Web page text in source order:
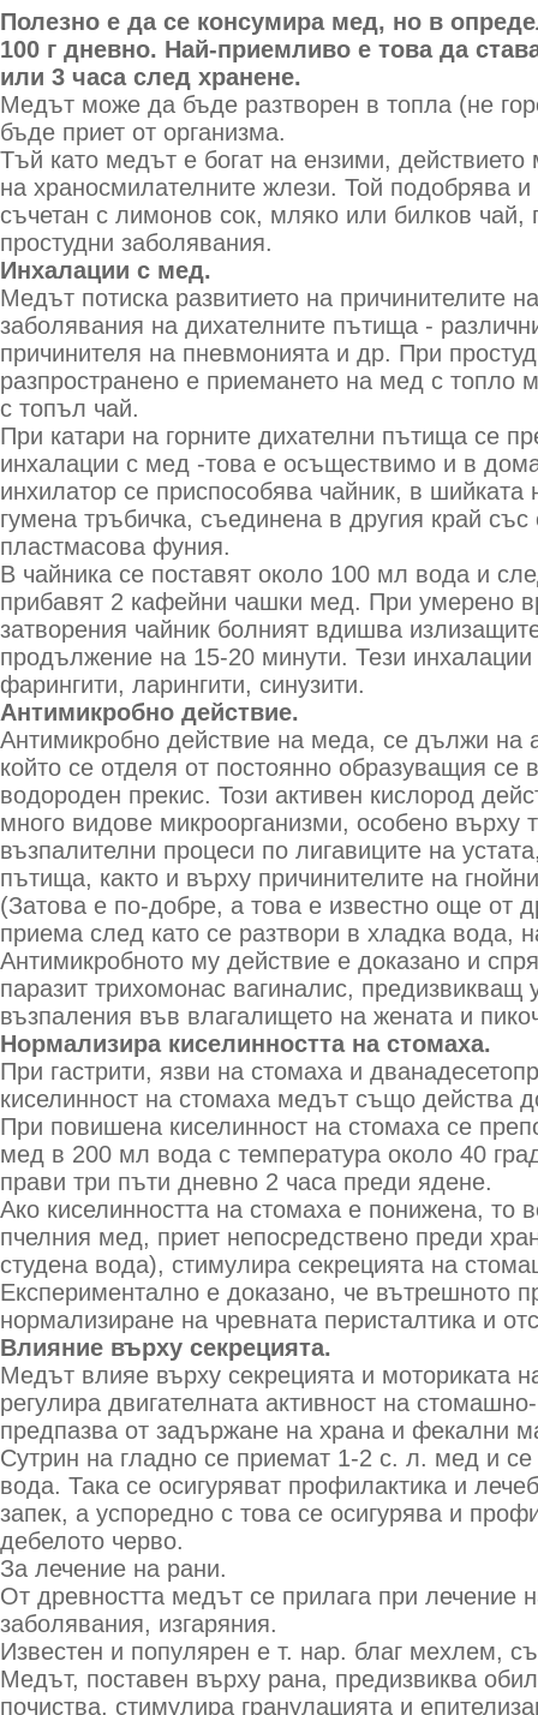
Полезно е да се консумира мед, но в
100 г дневно. Най-приемливо е това да
или 3 часа след хранене.
Медът може да бъде разтворен в топла (не
бъде приет от организма.
Тъй като медът е богат на ензими,
на храносмилателните жлези. Той подобрява
съчетан с лимонов сок, мляко или билков
простудни заболявания.
Инхалации с мед.
Медът потиска развитието на причинителите
заболявания на дихателните пътища -
причинителя на пневмонията и др. При
разпространено е приемането на мед с топло
с топъл чай.
При катари на горните дихателни пътища се
инхалации с мед -това е осъществимо и в
инхилатор се приспособява чайник, в шийката
гумена тръбичка, съединена в другия край
пластмасова фуния.
В чайника се поставят около 100 мл вода и
прибавят 2 кафейни чашки мед. При умерено
затворения чайник болният вдишва
продължение на 15-20 минути. Тези инхалации
фарингити, ларингити, синузити.
Антимикробно действие.
Антимикробно действие на меда, се дължи на
който се отделя от постоянно образуващия се
водороден прекис. Този активен кислород
много видове микроорганизми, особено върху
възпалителни процеси по лигавиците на
пътища, както и върху причинителите на
(Затова е по-добре, а това е известно още от
приема след като се разтвори в хладка вода,
Антимикробното му действие е доказано и
паразит трихомонас вагиналис, предизвикващ
възпаления във влагалището на жената и
Нормализира киселинността на стомаха.
При гастрити, язви на стомаха и
киселинност на стомаха медът също действа
При повишена киселинност на стомаха се
мед в 200 мл вода с температура около 40
прави три пъти дневно 2 часа преди ядене.
Ако киселинността на стомаха е понижена, то
пчелния мед, приет непосредствено преди
студена вода), стимулира секрецията на
Експериментално е доказано, че вътрешното
нормализиране на чревната перисталтика и
Влияние върху секрецията.
Медът влияе върху секрецията и моториката
регулира двигателната активност на
предпазва от задържане на храна и фекални
Сутрин на гладно се приемат 1-2 с. л. мед и
вода. Така се осигуряват профилактика и
запек, а успоредно с това се осигурява и
дебелото черво.
За лечение на рани.
От древността медът се прилага при лечение
заболявания, изгаряния.
Известен и популярен е т. нар. благ мехлем,
Медът, поставен върху рана, предизвиква
почиства, стимулира гранулацията и